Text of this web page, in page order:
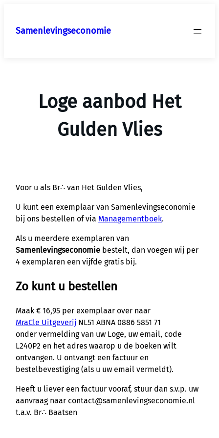
Samenlevingseconomie
Loge aanbod Het
Gulden Vlies
Voor u als Br∴ van Het Gulden Vlies,
U kunt een exemplaar van Samenlevingseconomie
bij ons bestellen of via Managementboek.
Als u meerdere exemplaren van
Samenlevingseconomie bestelt, dan voegen wij per
4 exemplaren een vijfde gratis bij.
Zo kunt u bestellen
Maak € 16,95 per exemplaar over naar
MraCle Uitgeverij NL51 ABNA 0886 5851 71
onder vermelding van uw Loge, uw email, code
L240P2 en het adres waarop u de boeken wilt
ontvangen. U ontvangt een factuur en
bestelbevestiging (als u uw email vermeldt).
Heeft u liever een factuur vooraf, stuur dan s.v.p. uw
aanvraag naar contact@samenlevingseconomie.nl
t.a.v. Br∴ Baatsen